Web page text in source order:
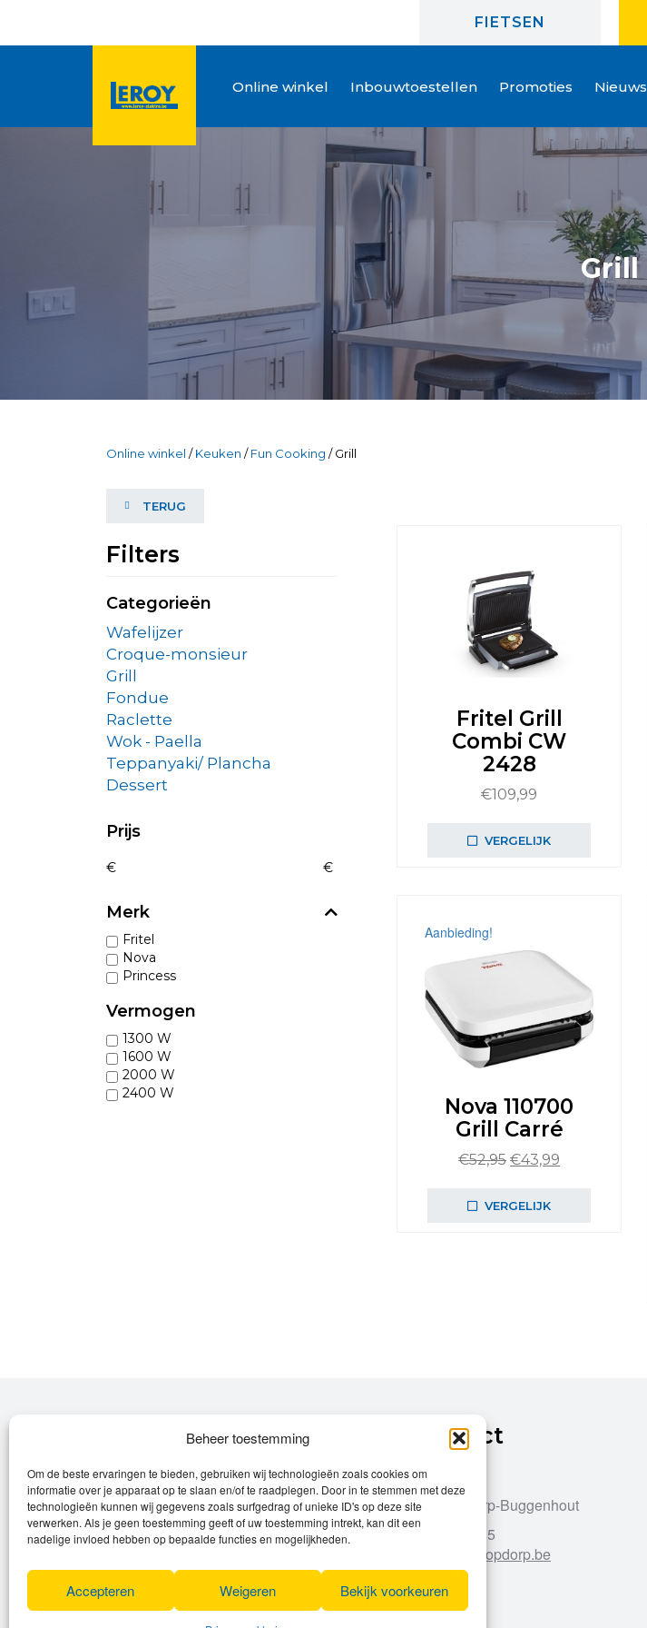
Beheer toestemming
Om de beste ervaringen te bieden, gebruiken wij technologieën zoals cookies om
informatie over je apparaat op te slaan en/of te raadplegen. Door in te stemmen met deze
technologieën kunnen wij gegevens zoals surfgedrag of unieke ID's op deze site
verwerken. Als je geen toestemming geeft of uw toestemming intrekt, kan dit een
nadelige invloed hebben op bepaalde functies en mogelijkheden.
Accepteren Weigeren Bekijk voorkeuren
FIETSEN
Online winkel Inbouwtoestellen Promoties Nieuws
Grill
Online winkel /Keuken /Fun Cooking / Grill
TERUG
Filters
Categorieën
Wafelijzer
Croque-monsieur
Grill
Fondue
Raclette
Wok - Paella
Teppanyaki/ Plancha
Dessert
Prijs
€ €
Merk
Fritel
Nova
Princess
Vermogen
1300 W
1600 W
2000 W
2400 W
Fritel Grill
Combi CW
2428
€109,99
VERGELIJK
Aanbieding!
Nova 110700
Grill Carré
€52,95 Oorspronkelijke
was:
€43,99
VERGELIJK
Over Leroy
Leroy verzorgt de verkoop, het onderhoud
en eventuele herstellingen van
(elektrische) fietsen en elektro toestellen.
Algemene voorwaarden
Cookies
Contact
Dries 43
9255 Opdorp-Buggenhout
052/33.27.85
info@leroy-opdorp.be